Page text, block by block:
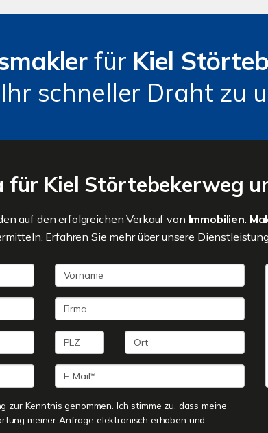
für Kiel
Ihr schneller Draht zu
Kiel Störtebekerweg
auf den erfolgreichen Verkauf von Immobilien.
Erfahren Sie mehr über unsere
zur Kenntnis genommen. Ich stimme zu, dass meine
meiner Anfrage elektronisch erhoben und